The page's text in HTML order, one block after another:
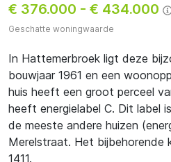
€ 376.000 - € 434.000
Geschatte woningwaarde
In Hattemerbroek ligt deze
bouwjaar 1961 en een
huis heeft een groot perceel
heeft energielabel C. Dit label
de meeste andere huizen
Merelstraat. Het bijbehorende
1411.